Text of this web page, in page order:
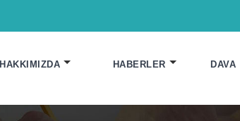
HAKKIMIZDA HABERLER DAVA